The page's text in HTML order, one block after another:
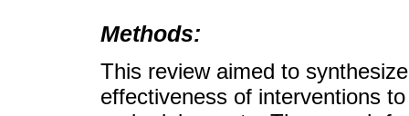
Methods:
This review aimed to
effectiveness of interventions